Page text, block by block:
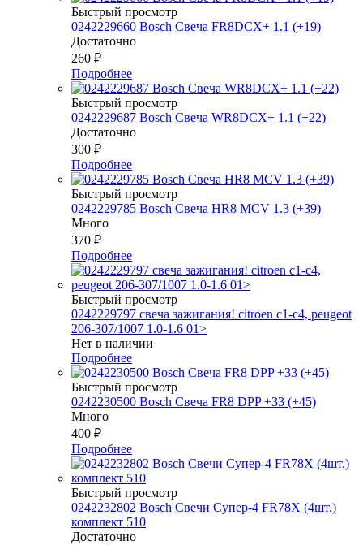
Быстрый просмотр
0242229660 Bosch Свеча FR8DCX+ 1.1 (+19)
Достаточно
260 ₽
Подробнее
Быстрый просмотр
0242229687 Bosch Свеча WR8DCX+ 1.1 (+22)
Достаточно
300 ₽
Подробнее
Быстрый просмотр
0242229785 Bosch Свеча HR8 MCV 1.3 (+39)
Много
370 ₽
Подробнее
Быстрый просмотр
0242229797 свеча зажигания! citroen c1-c4, peugeot
206-307/1007 1.0-1.6 01>
Нет в наличии
Подробнее
Быстрый просмотр
0242230500 Bosch Свеча FR8 DPP +33 (+45)
Много
400 ₽
Подробнее
Быстрый просмотр
0242232802 Bosch Свечи Супер-4 FR78Х (4шт.)
комплект 510
Достаточно